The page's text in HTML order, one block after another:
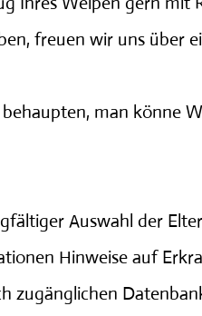
freuen wir uns
man könne
Auswahl der
Hinweise auf